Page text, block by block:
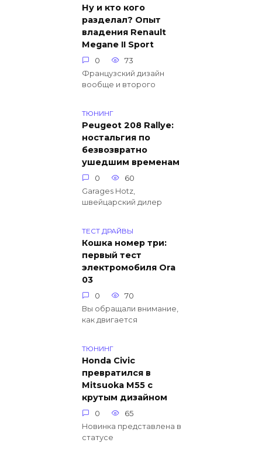
Ну и кто кого
разделал? Опыт
владения Renault
Megane II Sport
0
73
Французский дизайн
вообще и второго
ТЮНИНГ
Peugeot 208 Rallye:
ностальгия по
безвозвратно
ушедшим временам
0
60
Garages Hotz,
швейцарский дилер
ТЕСТ ДРАЙВЫ
Кошка номер три:
первый тест
электромобиля Ora
03
0
70
Вы обращали внимание,
как двигается
ТЮНИНГ
Honda Civic
превратился в
Mitsuoka M55 с
крутым дизайном
0
65
Новинка представлена в
статусе